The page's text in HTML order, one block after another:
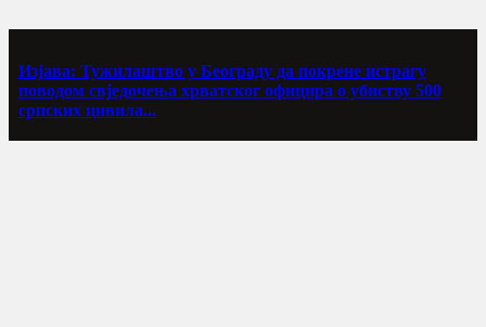
Изјава: Тужилаштво у Београду да покрене истрагу
поводом свједочења хрватског официра о убиству 500
српских цивила...